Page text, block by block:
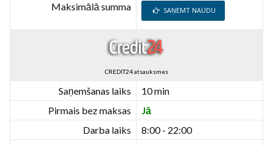
Maksimālā summa SAŅEMT NAUDU
CREDIT24 atsauksmes
Saņemšanas laiks
10 min
Pirmais bez maksas
Jā
Darba laiks
8:00 - 22:00